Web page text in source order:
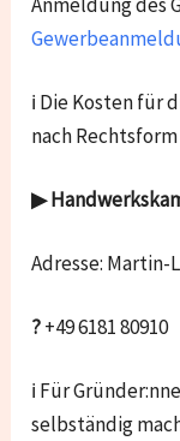
ℹ Die Kosten für
nach Rechtsform
▶
Adresse: Martin-
?+49 6181 80910
ℹ Für
selbständig